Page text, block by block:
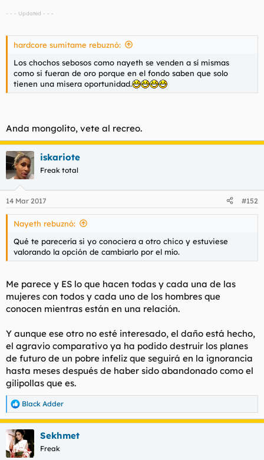
- - - Updated - - -
hardcore sumitame rebuznó:
Los chochos sebosos como nayeth se venden a sí mismas
como si fueran de oro porque en el fondo saben que solo
tienen una misera oportunidad.
Anda mongolito, vete al recreo.
iskariote
Freak total
14 Mar 2017 #152
Nayeth rebuznó:
Qué te parecería si yo conociera a otro chico y estuviese
valorando la opción de cambiarlo por el mío.
Me parece y ES lo que hacen todas y cada una de las
mujeres con todos y cada uno de los hombres que
conocen mientras están en una relación.
Y aunque ese otro no esté interesado, el daño está hecho,
el agravio comparativo ya ha podido destruir los planes
de futuro de un pobre infeliz que seguirá en la ignorancia
hasta meses después de haber sido abandonado como el
gilipollas que es.
R
e
a
c
c
i
Black Adder
Sekhmet
Freak